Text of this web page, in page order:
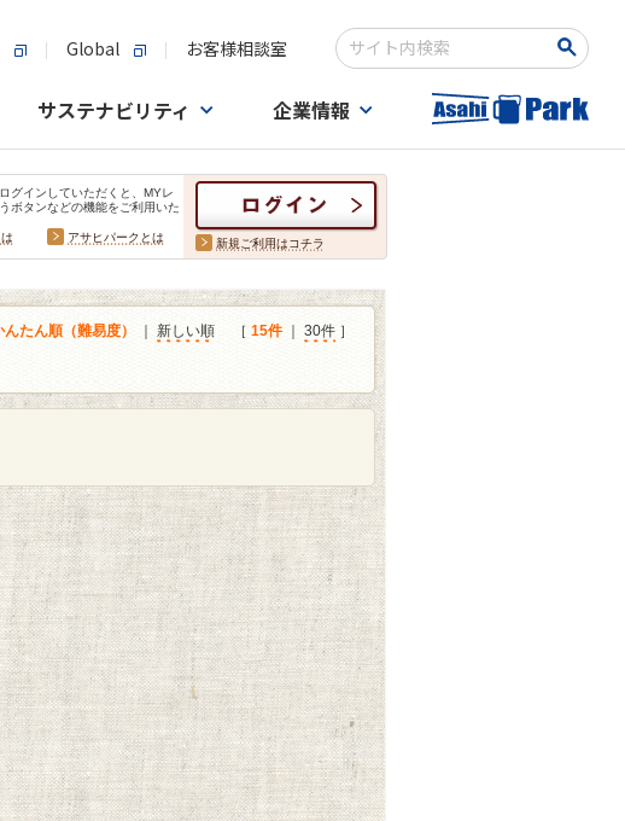
Global お客様相談室
検索キーワード入力
サステナビリティ 企業情報
グインしていただくと、MYレ
ボタンなどの機能をご利用いた
アサヒパークとは 新規ご利用はコチラ
んたん順（難易度） 新しい順 ［ 15件｜ 30件 ］